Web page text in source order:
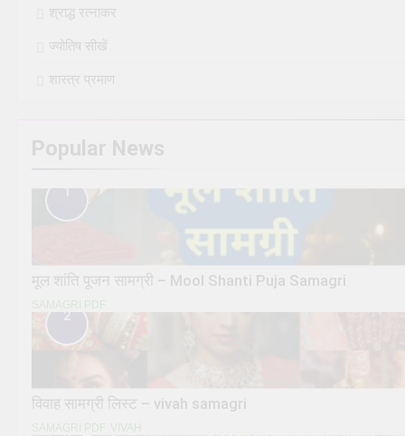
श्राद्ध रत्नाकर
ज्योतिष सीखें
शास्त्र प्रमाण
Popular News
1
मूल शांति पूजन सामग्री – Mool Shanti Puja Samagri
SAMAGRI PDF
2
विवाह सामग्री लिस्ट – vivah samagri
SAMAGRI PDF VIVAH